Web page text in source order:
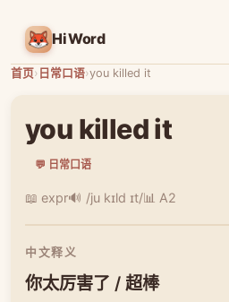
HiWord
首页› 日常口语›you killed it
you killed it
💬 日常口语
📖 expr🔊 /ju kɪld ɪt/📊 A2
中文释义
你太厉害了 / 超棒